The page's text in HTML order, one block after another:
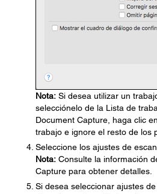
Nota: Si desea utilizar un
selecciónelo de la Lista de
Document Capture, haga clic
trabajo e ignore el resto de los
Seleccione los ajustes de
Nota: Consulte la información
Capture para obtener detalles.
Si desea seleccionar ajustes